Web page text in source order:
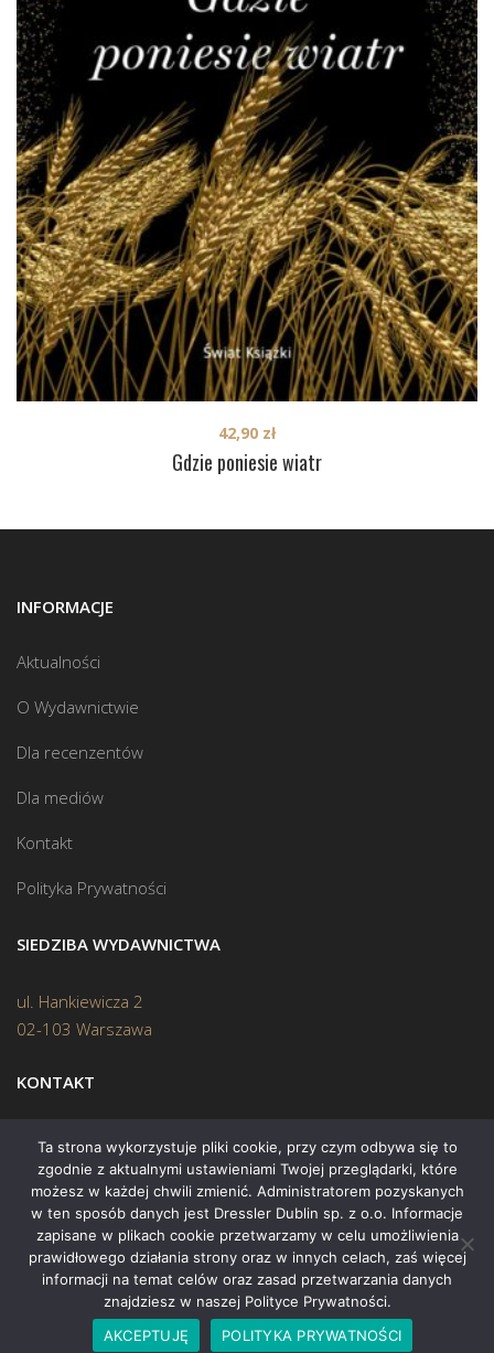
Gdzie poniesie wiatr
42,90 zł
INFORMACJE
Aktualności
O Wydawnictwie
Dla recenzentów
Dla mediów
Kontakt
Polityka Prywatności
SIEDZIBA WYDAWNICTWA
ul. Hankiewicza 2
02-103 Warszawa
KONTAKT
Biuro:(22) 45 70 402
Mail:biuro@swiatksiazki.pl
Copyright © 2015 Świat Książki. Wszelkie prawa zastrzeżone
Ta strona wykorzystuje pliki cookie, przy czym odbywa się to
zgodnie z aktualnymi ustawieniami Twojej przeglądarki, które
możesz w każdej chwili zmienić. Administratorem pozyskanych
w ten sposób danych jest Dressler Dublin sp. z o.o. Informacje
zapisane w plikach cookie przetwarzamy w celu umożliwienia
prawidłowego działania strony oraz w innych celach, zaś więcej
informacji na temat celów oraz zasad przetwarzania danych
znajdziesz w naszej Polityce Prywatności.
AKCEPTUJĘ
POLITYKA PRYWATNOŚCI